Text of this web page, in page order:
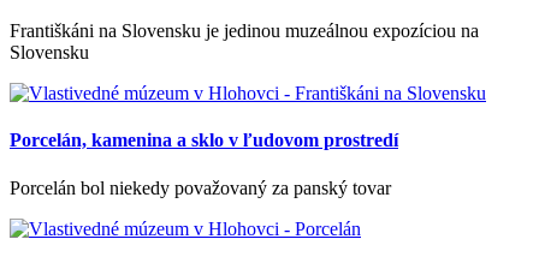
Františkáni na Slovensku je jedinou muzeálnou expozíciou na
Slovensku
Porcelán, kamenina a sklo v ľudovom prostredí
Porcelán bol niekedy považovaný za panský tovar